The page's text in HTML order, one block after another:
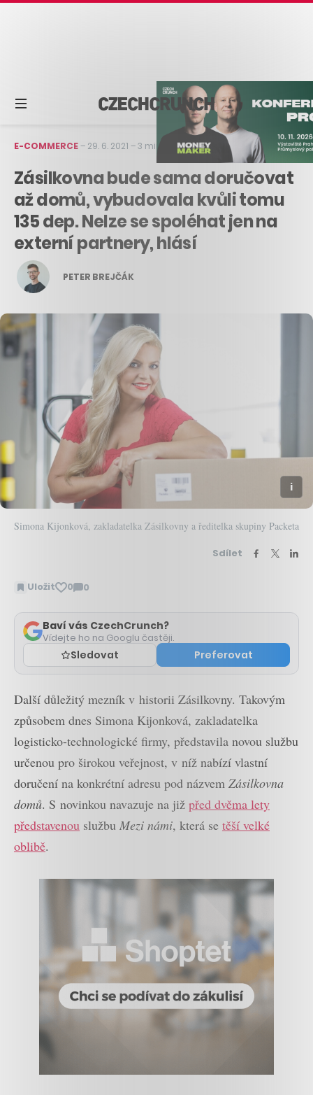
E-COMMERCE– 29. 6. 2021 –3 min čtení
Zásilkovna bude sama doručovat
až domů, vybudovala kvůli tomu
135 dep. Nelze se spoléhat jen na
externí partnery, hlásí
PETER BREJČÁK
Simona Kijonková, zakladatelka Zásilkovny a ředitelka skupiny Packeta
Sdílet
Uložit 0 0
Zobrazit
Baví vás CzechCrunch?
Vídejte ho na Googlu častěji.
Sledovat Preferovat
Další důležitý mezník v historii Zásilkovny. Takovým
způsobem dnes Simona Kijonková, zakladatelka
logisticko-technologické firmy, představila novou službu
určenou pro širokou veřejnost, v níž nabízí vlastní
doručení na konkrétní adresu pod názvem Zásilkovna
domů. S novinkou navazuje na již před dvěma lety
představenou službu Mezi námi, která se těší velké
oblibě.